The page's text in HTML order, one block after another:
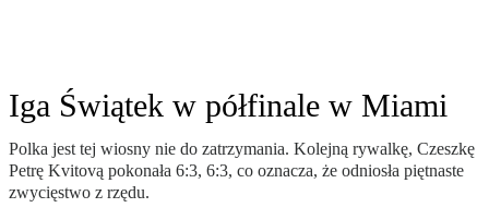
Iga Świątek w półfinale w Miami
Polka jest tej wiosny nie do zatrzymania. Kolejną rywalkę, Czeszkę
Petrę Kvitovą pokonała 6:3, 6:3, co oznacza, że odniosła piętnaste
zwycięstwo z rzędu.